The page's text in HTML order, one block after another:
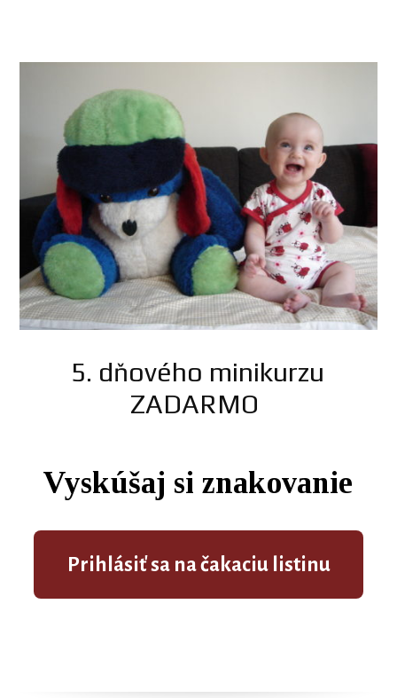
5. dňového minikurzu
ZADARMO
Vyskúšaj si znakovanie
Prihlásiť sa na čakaciu listinu